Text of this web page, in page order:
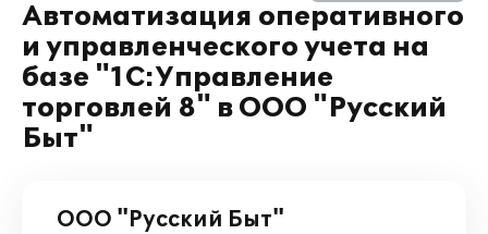
Автоматизация оперативного
и управленческого учета на
базе "1С:Управление
торговлей 8" в ООО "Русский
Быт"
ООО "Русский Быт"